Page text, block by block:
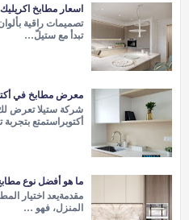
اسعار مطابخ
تصميمات راقية
تبدأ مع ستيلّ…
معرض مطابخ في
شركة ستيلا تعرض
أكتوبراستمتع
ما هو أفضل نوع
مقدمةيعد اختيار
المنزل، فهو …